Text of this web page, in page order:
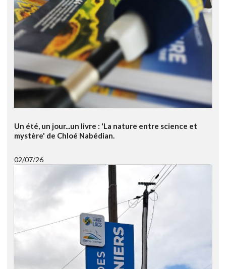
Un été, un jour...un livre : 'La nature entre science et
mystère' de Chloé Nabédian.
02/07/26